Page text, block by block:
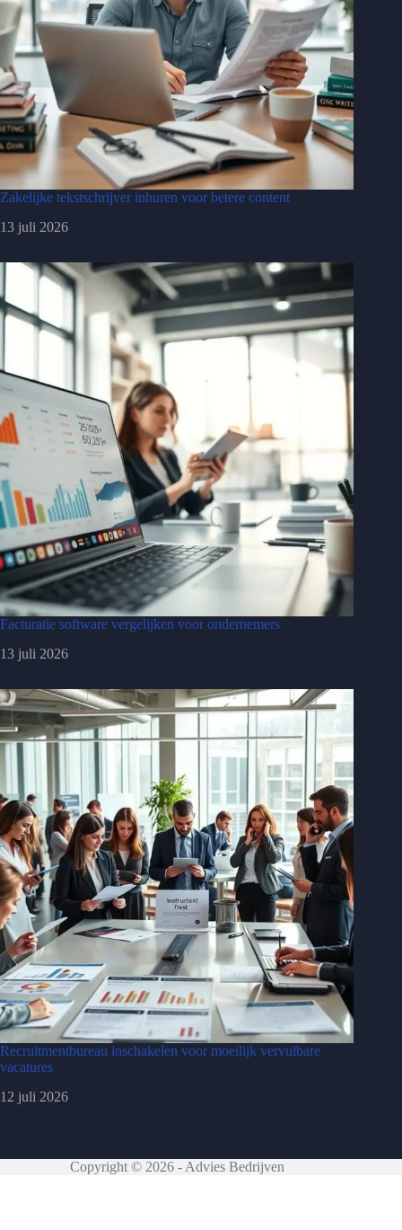
Zakelijke tekstschrijver inhuren voor betere content
13 juli 2026
Facturatie software vergelijken voor ondernemers
13 juli 2026
Recruitmentbureau inschakelen voor moeilijk vervulbare
vacatures
12 juli 2026
Copyright © 2026 - Advies Bedrijven